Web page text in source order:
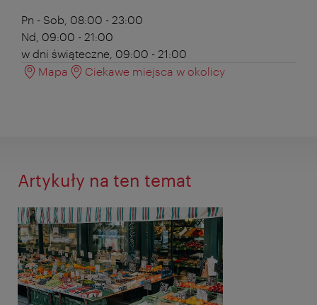
Pn - Sob, 08:00 - 23:00
Nd, 09:00 - 21:00
w dni świąteczne, 09:00 - 21:00
Mapa
Ciekawe miejsca w okolicy
Artykuły na ten temat